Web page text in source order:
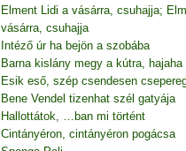
Elment Lidi a vásárra, csuhajja;
vásárra, csuhajja
Intéző úr ha bejön a szobába
Barna kislány megy a kútra, hajaha
Esik eső, szép csendesen
Bene Vendel tizenhat szél gatyája
Hallottátok, …ban mi történt
Cintányéron, cintányéron pogácsa